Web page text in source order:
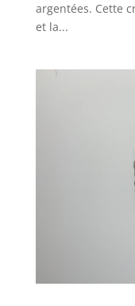
argentées. Cette
et la...